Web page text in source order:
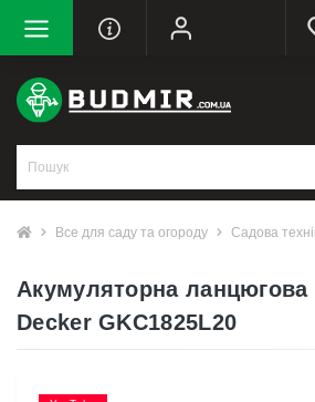
Все для саду та огороду Садова
Акумуляторна
Decker GKC1825L20